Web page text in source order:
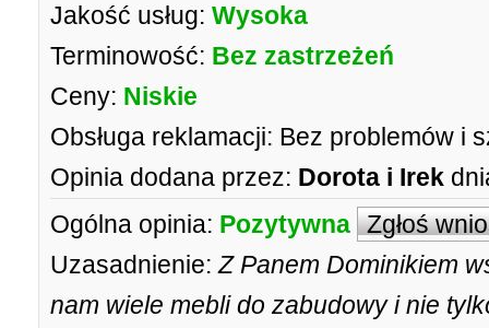
Jakość usług: Wysoka
Terminowość: Bez zastrzeżeń
Ceny: Niskie
Obsługa reklamacji: Bez problemów i
Opinia dodana przez: Dorota i Irek
Ogólna opinia: Pozytywna Zgłoś
Uzasadnienie: Z Panem Dominikiem
nam wiele mebli do zabudowy i nie